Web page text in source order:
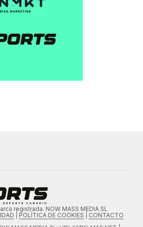
registrada. NOW MASS MEDIA SL
POLÍTICA DE COOKIES
CONTACTO